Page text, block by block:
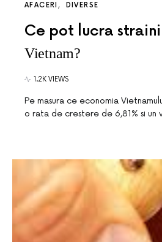
AFACERI DIVERSE
Ce pot lucra
Vietnam?
1.2K VIEWS
Pe masura ce economia
o rata de crestere de 6,81% si un